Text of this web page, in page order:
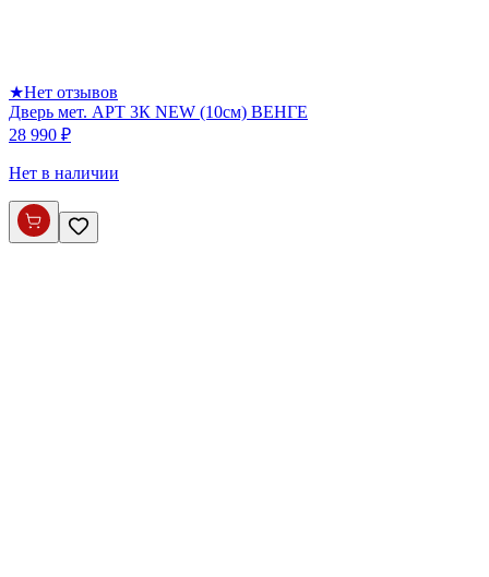
★Нет отзывов
Дверь мет. АРТ 3К NEW (10см) ВЕНГЕ
28 990 ₽
Нет в наличии